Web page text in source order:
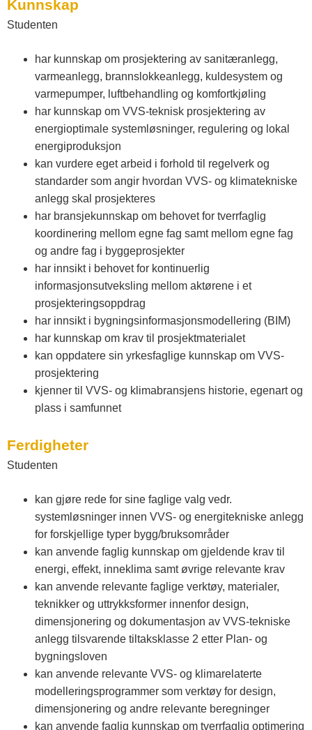
Kunnskap
Studenten
har kunnskap om prosjektering av sanitæranlegg,
varmeanlegg, brannslokkeanlegg, kuldesystem og
varmepumper, luftbehandling og komfortkjøling
har kunnskap om VVS-teknisk prosjektering av
energioptimale systemløsninger, regulering og lokal
energiproduksjon
kan vurdere eget arbeid i forhold til regelverk og
standarder som angir hvordan VVS- og klimatekniske
anlegg skal prosjekteres
har bransjekunnskap om behovet for tverrfaglig
koordinering mellom egne fag samt mellom egne fag
og andre fag i byggeprosjekter
har innsikt i behovet for kontinuerlig
informasjonsutveksling mellom aktørene i et
prosjekteringsoppdrag
har innsikt i bygningsinformasjonsmodellering (BIM)
har kunnskap om krav til prosjektmaterialet
kan oppdatere sin yrkesfaglige kunnskap om VVS-
prosjektering
kjenner til VVS- og klimabransjens historie, egenart og
plass i samfunnet
Ferdigheter
Studenten
kan gjøre rede for sine faglige valg vedr.
systemløsninger innen VVS- og energitekniske anlegg
for forskjellige typer bygg/bruksområder
kan anvende faglig kunnskap om gjeldende krav til
energi, effekt, inneklima samt øvrige relevante krav
kan anvende relevante faglige verktøy, materialer,
teknikker og uttrykksformer innenfor design,
dimensjonering og dokumentasjon av VVS-tekniske
anlegg tilsvarende tiltaksklasse 2 etter Plan- og
bygningsloven
kan anvende relevante VVS- og klimarelaterte
modelleringsprogrammer som verktøy for design,
dimensjonering og andre relevante beregninger
kan anvende faglig kunnskap om tverrfaglig optimering